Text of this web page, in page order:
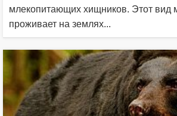
млекопитающих хищников. Этот вид
проживает на землях...